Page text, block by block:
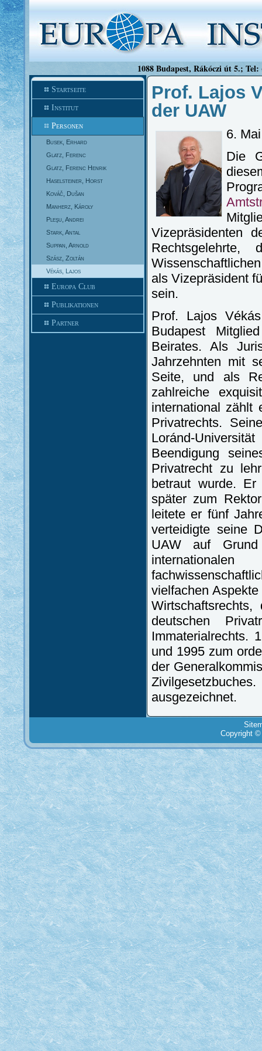
1088 Budapest, Rákóczi út 5.;
Startseite
Institut
Personen
Busek, Erhard
Glatz, Ferenc
Glatz, Ferenc Henrik
Haselsteiner, Horst
Kováč, Dušan
Manherz, Károly
Pleşu, Andrei
Stark, Antal
Suppan, Arnold
Szász, Zoltán
Vékás, Lajos
Europa Club
Publikationen
Partner
Prof. Lajos
der UAW
6.
Die
Vizepräsidenten
als Vizepräsident
sein.
Prof. Lajos
Budapest
Beirates. Als
Jahrzehnten mit
Seite, und als
zahlreiche
international zählt
Privatrechts.
Loránd-
Beendigung
Privatrecht zu
betraut wurde. Er
später zum
leitete er fünf
verteidigte seine
UAW auf
vielfachen
deutschen
Immaterialrechts.
und 1995 zum
der
ausgezeichnet.
Copyright ©